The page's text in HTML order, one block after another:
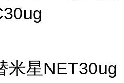
米星NET30ug